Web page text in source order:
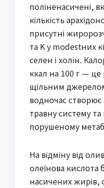
поліненасичені,
кількість
присутні
та K у modestних
селен і холін.
ккал на 100 г —
щільним
водночас
травну систему та
порушеному
На відміну від
олеїнова кислота
насичених жирів,